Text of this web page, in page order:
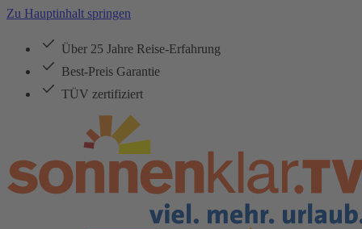
Zu Hauptinhalt springen
Über 25 Jahre Reise-Erfahrung
Best-Preis Garantie
TÜV zertifiziert